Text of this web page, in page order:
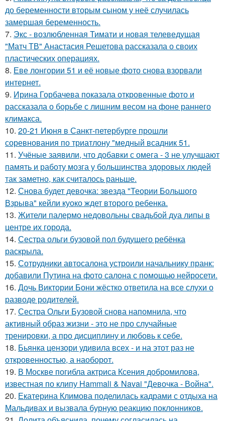
до беременности вторым сыном у неё случилась
замершая беременность.
7. Экс - возлюбленная Тимати и новая телеведущая
"Матч ТВ" Анастасия Решетова рассказала о своих
пластических операциях.
8. Еве лонгории 51 и её новые фото снова взорвали
интернет.
9. Ирина Горбачева показала откровенные фото и
рассказала о борьбе с лишним весом на фоне раннего
климакса.
10. 20-21 Июня в Санкт-петербурге прошли
соревнования по триатлону "медный всадник 51.
11. Учёные заявили, что добавки с омега - 3 не улучшают
память и работу мозга у большинства здоровых людей
так заметно, как считалось раньше.
12. Снова будет девочка: звезда "Теории Большого
Взрыва" кейли куоко ждет второго ребенка.
13. Жители палермо недовольны свадьбой дуа липы в
центре их города.
14. Сестра ольги бузовой пол будущего ребёнка
раскрыла.
15. Сотрудники автосалона устроили начальнику пранк:
добавили Путина на фото салона с помощью нейросети.
16. Дочь Виктории Бони жёстко ответила на все слухи о
разводе родителей.
17. Сестра Ольги Бузовой снова напомнила, что
активный образ жизни - это не про случайные
тренировки, а про дисциплину и любовь к себе.
18. Бьянка цензори удивила всех - и на этот раз не
откровенностью, а наоборот.
19. В Москве погибла актриса Ксения добромилова,
известная по клипу Hammali & Navai "Девочка - Война".
20. Екатерина Климова поделилась кадрами с отдыха на
Мальдивах и вызвала бурную реакцию поклонников.